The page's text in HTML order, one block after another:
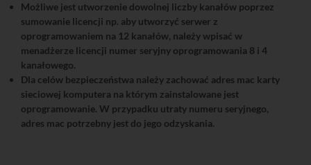
Możliwe jest utworzenie dowolnej liczby kanałów poprzez
sumowanie licencji np. aby utworzyć serwer z
oprogramowaniem na 12 kanałów, należy wpisać w
menadżerze licencji numer seryjny oprogramowania 8 i 4
kanałowego.
Dla celów bezpieczeństwa należy zachować adres mac karty
sieciowej komputera na którym zainstalowane jest
oprogramowanie. W przypadku utraty numeru seryjnego,
adres mac potrzebny jest do jego odzyskania.